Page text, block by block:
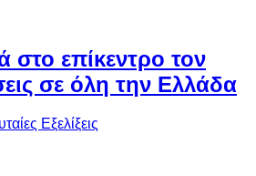
επίκεντρο τον
σε όλη την Ελλάδα
Εξελίξεις